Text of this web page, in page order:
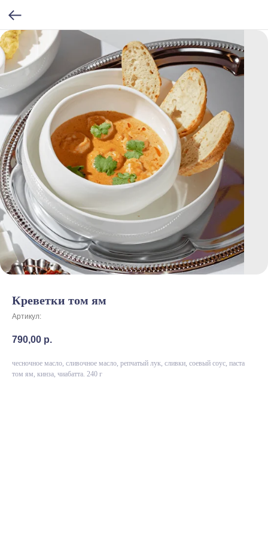
Креветки том ям
Артикул:
790,00 р.
чесночное масло, сливочное масло, репчатый лук, сливки, соевый соус, паста
том ям, кинза, чиабатта. 240 г